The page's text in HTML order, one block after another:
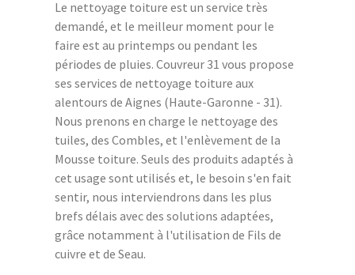
Le nettoyage toiture est un service très
demandé, et le meilleur moment pour le
faire est au printemps ou pendant les
périodes de pluies. Couvreur 31 vous propose
ses services de nettoyage toiture aux
alentours de Aignes (Haute-Garonne - 31).
Nous prenons en charge le nettoyage des
tuiles, des Combles, et l'enlèvement de la
Mousse toiture. Seuls des produits adaptés à
cet usage sont utilisés et, le besoin s'en fait
sentir, nous interviendrons dans les plus
brefs délais avec des solutions adaptées,
grâce notamment à l'utilisation de Fils de
cuivre et de Seau.